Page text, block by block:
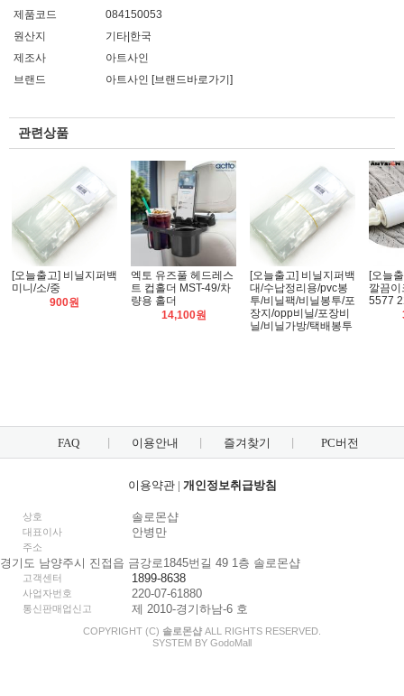
제품코드
084150053
원산지
기타|한국
제조사
아트사인
브랜드
아트사인 [브랜드바로가기]
관련상품
[오늘출고] 비닐지퍼백
미니/소/중
900원
엑토 유즈풀 헤드레스
트 컵홀더 MST-49/차
량용 홀더
14,100원
[오늘출고] 비닐지퍼백
대/수납정리용/pvc봉
투/비닐팩/비닐봉투/포
장지/opp비닐/포장비
닐/비닐가방/택배봉투
[오늘
깔끔
5577
FAQ 이용안내 즐겨찾기 PC버전
이용약관| 개인정보취급방침
상호 솔로몬샵
대표이사 안병만
주소
경기도 남양주시 진접읍 금강로1845번길 49 1층 솔로몬샵
고객센터 1899-8638
사업자번호 220-07-61880
통신판매업신고 제 2010-경기하남-6 호
COPYRIGHT (C) 솔로몬샵 ALL RIGHTS RESERVED.
SYSTEM BY GodoMall